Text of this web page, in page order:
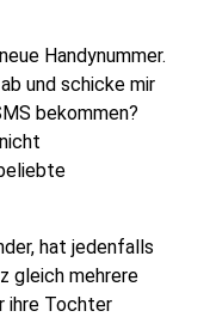
Handynummer.
und schicke mir
bekommen?
hat jedenfalls
gleich mehrere
ihre Tochter